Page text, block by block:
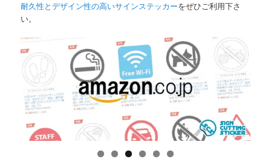
耐久性とデザイン性の高いサインステッカーをぜひご利用下さ
い。